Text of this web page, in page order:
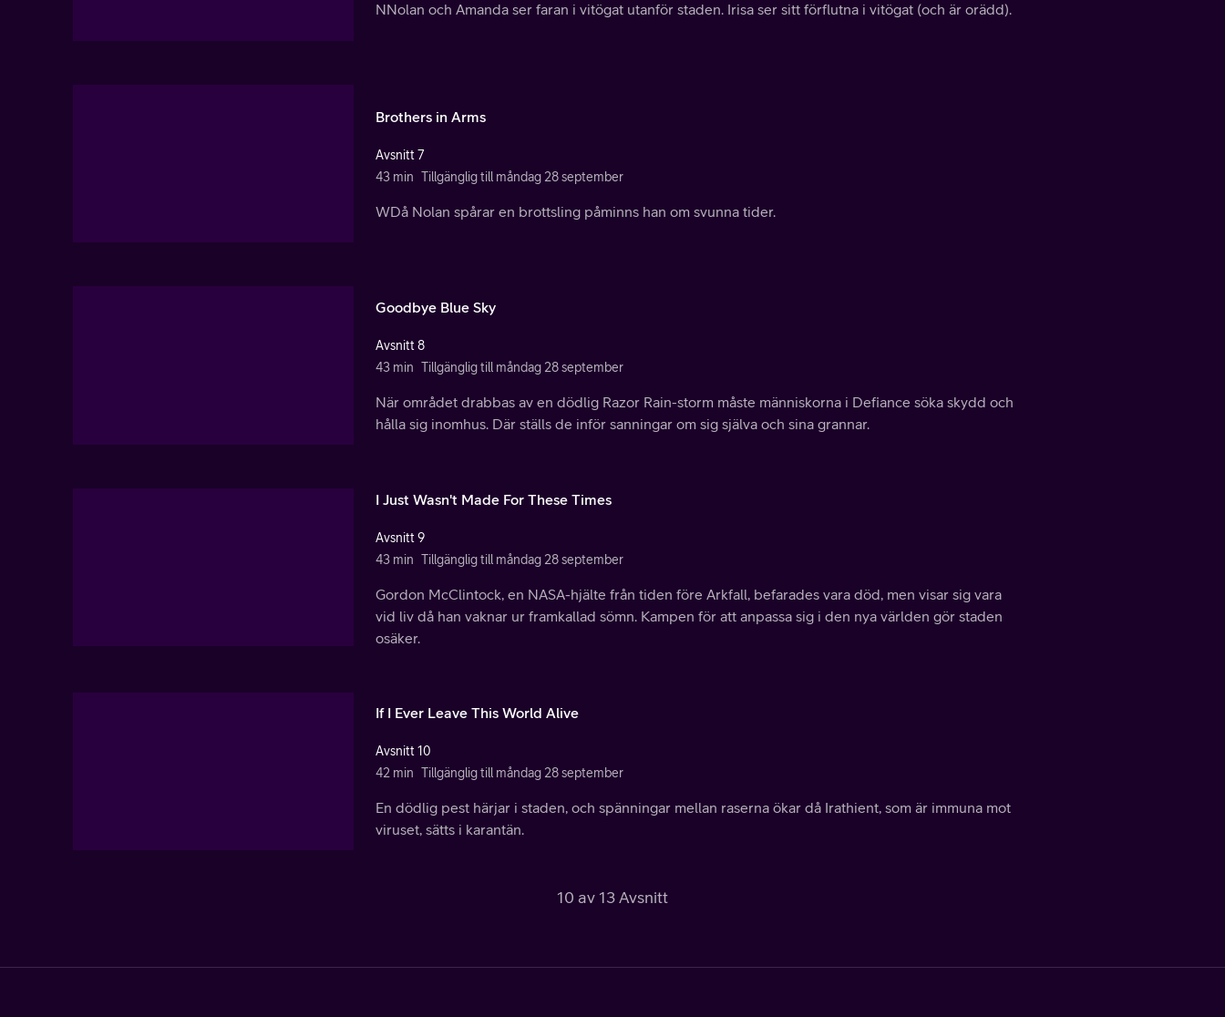
NNolan och Amanda ser faran i vitögat utanför staden. Irisa ser sitt förflutna i vitögat (och är orädd).
Brothers in Arms
Avsnitt 7
43 min Tillgänglig till måndag 28 september
WDå Nolan spårar en brottsling påminns han om svunna tider.
Goodbye Blue Sky
Avsnitt 8
43 min Tillgänglig till måndag 28 september
När området drabbas av en dödlig Razor Rain-storm måste människorna i Defiance söka skydd och
hålla sig inomhus. Där ställs de inför sanningar om sig själva och sina grannar.
I Just Wasn't Made For These Times
Avsnitt 9
43 min Tillgänglig till måndag 28 september
Gordon McClintock, en NASA-hjälte från tiden före Arkfall, befarades vara död, men visar sig vara
vid liv då han vaknar ur framkallad sömn. Kampen för att anpassa sig i den nya världen gör staden
osäker.
If I Ever Leave This World Alive
Avsnitt 10
42 min Tillgänglig till måndag 28 september
En dödlig pest härjar i staden, och spänningar mellan raserna ökar då Irathient, som är immuna mot
viruset, sätts i karantän.
10 av 13 Avsnitt